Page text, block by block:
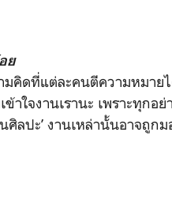
ย
มคิดที่แต่ละคนตีความหมา
าใจงานเรานะ เพราะทุกอ
ศิลปะ’ งานเหล่านั้นอาจถู